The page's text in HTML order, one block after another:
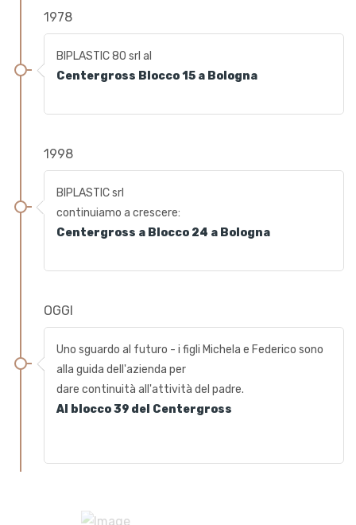
1978
BIPLASTIC 80 srl al
Centergross Blocco 15 a Bologna
1998
BIPLASTIC srl
continuiamo a crescere:
Centergross a Blocco 24 a Bologna
OGGI
Uno sguardo al futuro - i figli Michela e Federico sono
alla guida dell'azienda per
dare continuità all'attività del padre.
Al blocco 39 del Centergross